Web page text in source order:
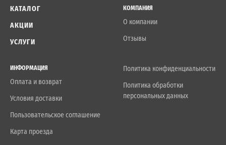
КАТАЛОГ
АКЦИИ
УСЛУГИ
КОМПАНИЯ
О компании
Отзывы
ИНФОРМАЦИЯ
Оплата и возврат
Условия доставки
Пользовательское соглашение
Карта проезда
Политика конфиденциальности
Политика обработки
персональных данных